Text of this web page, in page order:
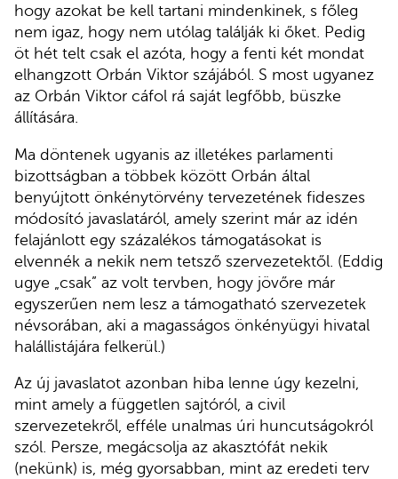
hogy azokat be kell tartani mindenkinek, s főleg
nem igaz, hogy nem utólag találják ki őket. Pedig
öt hét telt csak el azóta, hogy a fenti két mondat
elhangzott Orbán Viktor szájából. S most ugyanez
az Orbán Viktor cáfol rá saját legfőbb, büszke
állítására.
Ma döntenek ugyanis az illetékes parlamenti
bizottságban a többek között Orbán által
benyújtott önkénytörvény tervezetének fideszes
módosító javaslatáról, amely szerint már az idén
felajánlott egy százalékos támogatásokat is
elvennék a nekik nem tetsző szervezetektől. (Eddig
ugye „csak” az volt tervben, hogy jövőre már
egyszerűen nem lesz a támogatható szervezetek
névsorában, aki a magasságos önkényügyi hivatal
halállistájára felkerül.)
Az új javaslatot azonban hiba lenne úgy kezelni,
mint amely a független sajtóról, a civil
szervezetekről, efféle unalmas úri huncutságokról
szól. Persze, megácsolja az akasztófát nekik
(nekünk) is, még gyorsabban, mint az eredeti terv